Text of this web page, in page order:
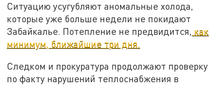
Ситуацию усугубляют аномальные холода,
которые уже больше недели не покидают
Забайкалье. Потепление не предвидится, как
минимум, ближайшие три дня.
Следком и прокуратура продолжают проверку
по факту нарушений теплоснабжения в